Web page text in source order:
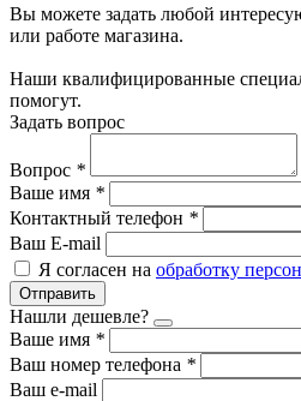
Вы можете задать любой
или работе магазина.
Наши квалифицированные
помогут.
Задать вопрос
Вопрос *
Ваше имя *
Контактный телефон *
Ваш E-mail
Я согласен на обработку
Отправить
Нашли дешевле?
Ваше имя *
Ваш номер телефона *
Ваш e-mail